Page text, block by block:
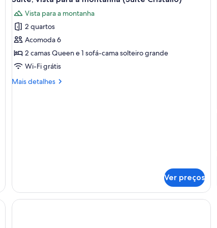
montanha
todas
as
fotos
de
Suíte,
vista
a
Vista para a montanha
2 quartos
Acomoda 6
2 camas Queen e 1 sofá-cama solteiro grande
Wi-Fi grátis
Mais detalhes
Mais
Ver preços